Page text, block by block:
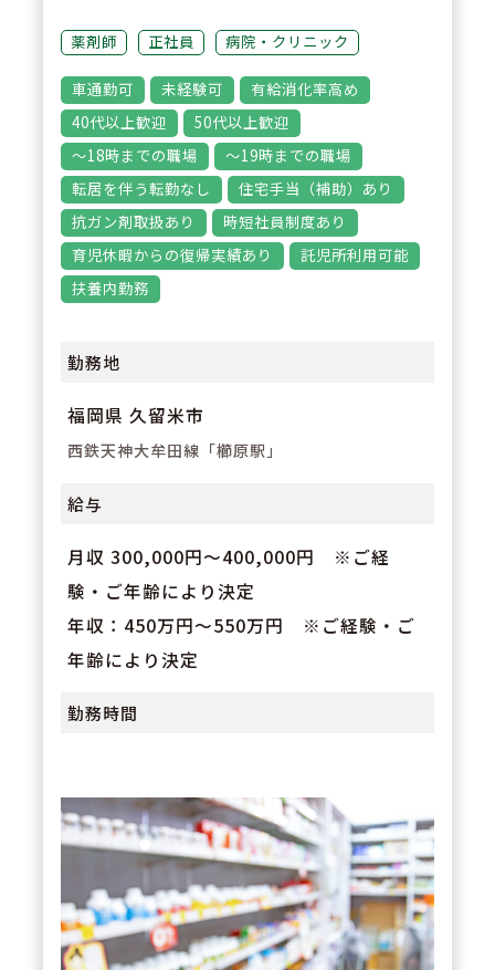
年末年始休暇や夏季休暇だけでな
く、医療貢献特別休暇やスポーツ
文化活動特別休暇など自社独自の
休暇がございます。
薬剤師 正社員 病院・クリニック
車通勤可 未経験可
有給消化率高め
40代以上歓迎
50代以上歓迎
～18時までの職場
～19時までの職場
転居を伴う転勤なし
住宅手当（補助）あり
抗ガン剤取扱あり
時短社員制度あり
育児休暇からの復帰実績あり
託児所利用可能
扶養内勤務
勤務地
福岡県 久留米市
西鉄天神大牟田線「櫛原駅」
給与
月収 300,000円～400,000円 ※ご経
験・ご年齢により決定
年収：450万円～550万円 ※ご経験・ご
年齢により決定
勤務時間